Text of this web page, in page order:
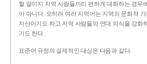
할 말이지 지역 사람들끼리 편하게 대화하는 경우
이 아니다. 오히려 여러 지역어는 지역의 문화적
자산이기도 하고 지역 사람들의 연대 의식을 강화
기도 한다.
표준어 규정의 실제적인 대상은 다음과 같다.